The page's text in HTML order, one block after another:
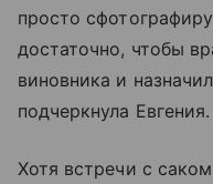
просто
достаточно, чтобы
виновника и
подчеркнула Евгения.
Хотя встречи с